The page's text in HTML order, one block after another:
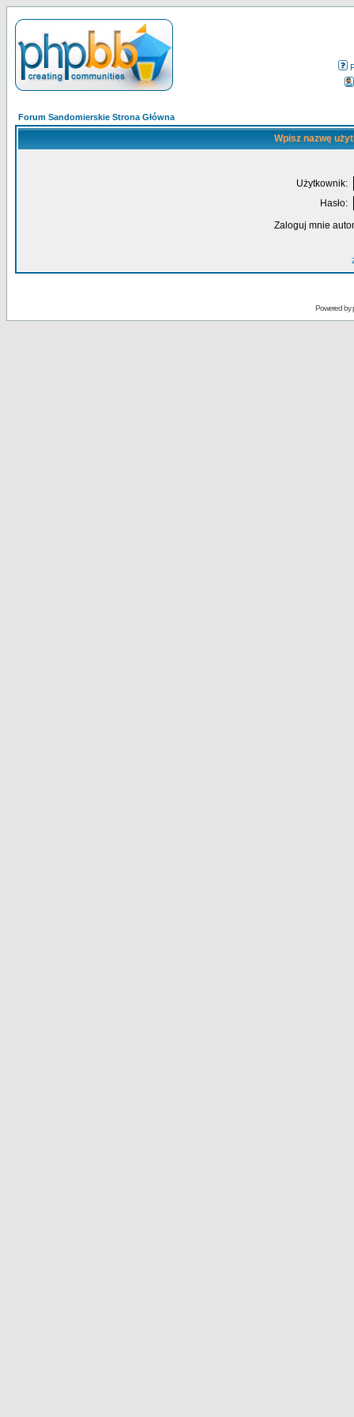
Forum Sandomierskie Strona Główna
Wpisz nazwę
Użytkownik:
Hasło:
Zaloguj mnie
Powered by